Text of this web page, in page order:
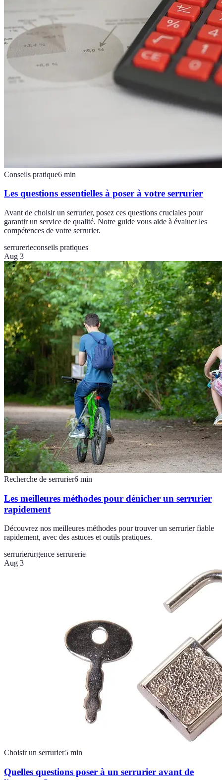
Conseils pratique6 min
Les questions essentielles à poser à votre serrurier
Avant de choisir un serrurier, posez ces questions cruciales pour
garantir un service de qualité. Notre guide vous aide à évaluer les
compétences de votre serrurier.
serrurerieconseils pratiques
Aug 3
Recherche de serrurier6 min
Les meilleures méthodes pour dénicher un serrurier
rapidement
Découvrez nos meilleures méthodes pour trouver un serrurier fiable
rapidement, avec des astuces et outils pratiques.
serrurierurgence serrurerie
Aug 3
Choisir un serrurier5 min
Quelles questions poser à un serrurier avant de